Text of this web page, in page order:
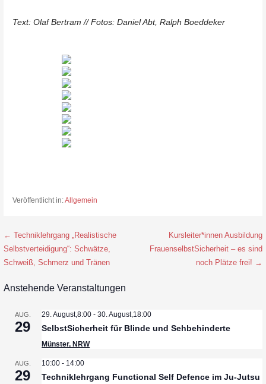
Text: Olaf Bertram // Fotos: Daniel Abt, Ralph Boeddeker
Veröffentlicht in:Allgemein
B
e
i
← Techniklehrgang „Realistische
Selbstverteidigung“: Schwätze,
Schweiß, Schmerz und Tränen
Kursleiter*innen Ausbildung
FrauenselbstSicherheit – es sind
noch Plätze frei! →
Anstehende Veranstaltungen
AUG.
29
29. August,8:00 -30. August,18:00
SelbstSicherheit für Blinde und Sehbehinderte
Münster, NRW
AUG.
29
10:00 - 14:00
Techniklehrgang Functional Self Defence im Ju-Jutsu